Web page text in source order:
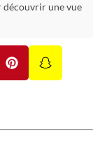
découvrir une vue